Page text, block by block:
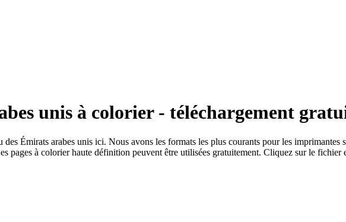
unis à colorier - téléchargement
Émirats arabes unis ici. Nous avons les formats les plus courants pour les
pages à colorier haute définition peuvent être utilisées gratuitement. Cliquez sur le fichier